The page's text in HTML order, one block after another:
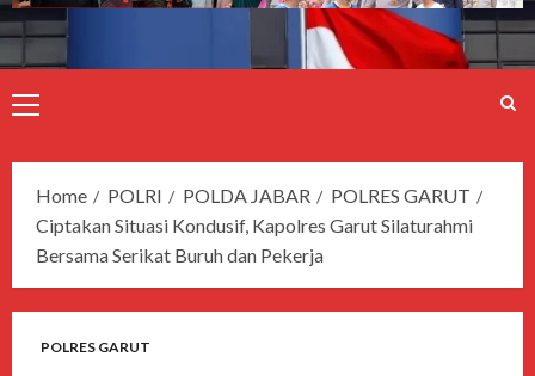
Home POLRI POLDA JABAR
POLRES GARUT
Ciptakan Situasi Kondusif, Kapolres Garut Silaturahmi
Bersama Serikat Buruh dan Pekerja
POLRES GARUT